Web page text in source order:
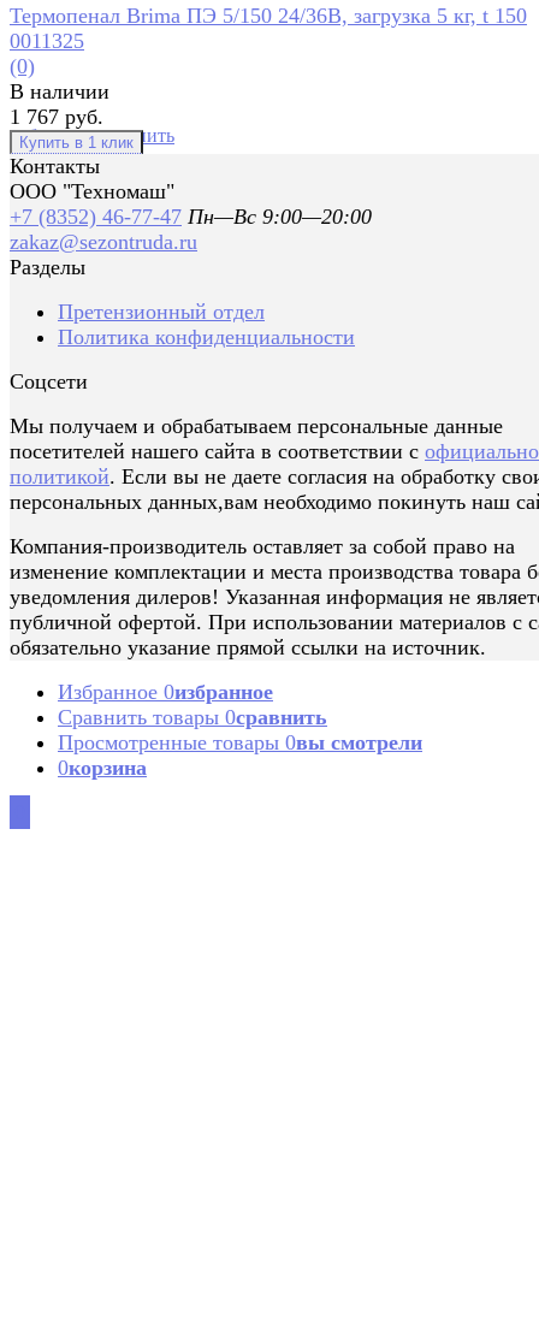
избранное сравнить
Термопенал Brima ПЭ 5/150 24/36В, загрузка 5 кг, t 150
0011325
(0)
В наличии
1 767 руб.
Контакты
ООО "Техномаш"
+7 (8352) 46-77-47 Пн—Вс 9:00—20:00
zakaz@sezontruda.ru
Разделы
Претензионный отдел
Политика конфиденциальности
Соцсети
Мы получаем и обрабатываем персональные данные
посетителей нашего сайта в соответствии с
политикой. Если вы не даете согласия на обработку
персональных данных,вам необходимо покинуть наш
Компания-производитель оставляет за собой право на
изменение комплектации и места производства товара
уведомления дилеров! Указанная информация не
публичной офертой. При использовании материалов с
обязательно указание прямой ссылки на источник.
Избранное 0избранное
Сравнить товары 0сравнить
Просмотренные товары 0вы смотрели
0корзина